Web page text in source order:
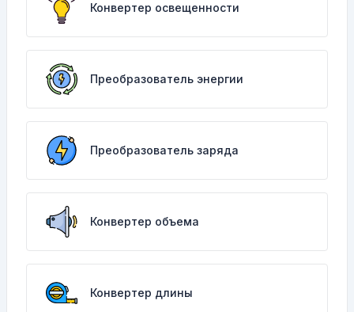
Конвертер освещенности
Преобразователь энергии
Преобразователь заряда
Конвертер объема
Конвертер длины